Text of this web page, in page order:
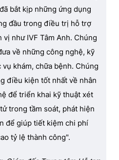
bắt kịp những ứng dụng
đầu trong điều trị hỗ trợ
như IVF Tâm Anh. Chúng
về những công nghệ, kỹ
khám, chữa bệnh. Chúng
điều kiện tốt nhất về nhân
để triển khai kỹ thuật xét
trong tầm soát, phát hiện
để giúp tiết kiệm chi phí
tỷ lệ thành công".